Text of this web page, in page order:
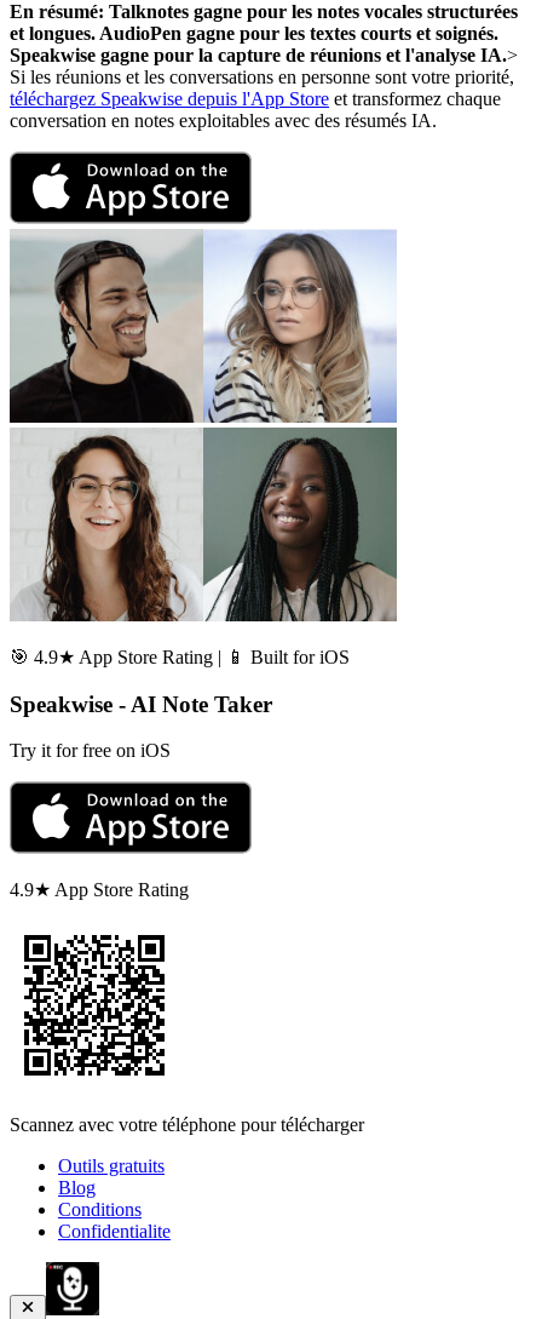
En résumé: Talknotes gagne pour les notes vocales structurées
et longues. AudioPen gagne pour les textes courts et soignés.
Speakwise gagne pour la capture de réunions et l'analyse IA.>
Si les réunions et les conversations en personne sont votre priorité,
téléchargez Speakwise depuis l'App Store et transformez chaque
conversation en notes exploitables avec des résumés IA.
🎯 4.9★ App Store Rating | 📱 Built for iOS
Speakwise - AI Note Taker
Try it for free on iOS
4.9★ App Store Rating
Scannez avec votre téléphone pour télécharger
Outils gratuits
Blog
Conditions
Confidentialite